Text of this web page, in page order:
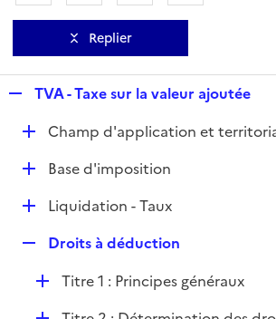
Replier
p
l
i
e
TVA - Taxe sur la valeur ajoutée
DChamp d'application et
D
e
Base d'imposition
D
l
i
e
Liquidation - Taux
p
l
Droits à déduction
DTitre 1 : Principes généraux